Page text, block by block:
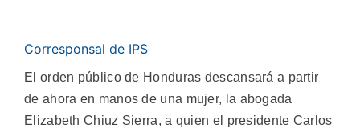
Corresponsal de IPS
El orden público de Honduras descansará a partir
de ahora en manos de una mujer, la abogada
Elizabeth Chiuz Sierra, a quien el presidente Carlos